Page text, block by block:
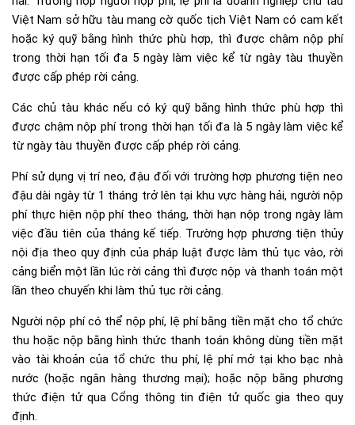
Việt Nam sở hữu tàu mang cờ quốc tịch Việt Nam có cam kết
hoặc ký quỹ bằng hình thức phù hợp, thì được chậm nộp phí
trong thời hạn tối đa 5 ngày làm việc kể từ ngày tàu thuyền
được cấp phép rời cảng.
Các chủ tàu khác nếu có ký quỹ bằng hình thức phù hợp thì
được chậm nộp phí trong thời hạn tối đa là 5 ngày làm việc kể
từ ngày tàu thuyền được cấp phép rời cảng.
Phí sử dụng vị trí neo, đậu đối với trường hợp phương tiện neo
đậu dài ngày từ 1 tháng trở lên tại khu vực hàng hải, người nộp
phí thực hiện nộp phí theo tháng, thời hạn nộp trong ngày làm
việc đầu tiên của tháng kế tiếp. Trường hợp phương tiện thủy
nội địa theo quy định của pháp luật được làm thủ tục vào, rời
cảng biển một lần lúc rời cảng thì được nộp và thanh toán một
lần theo chuyến khi làm thủ tục rời cảng.
Người nộp phí có thể nộp phí, lệ phí bằng tiền mặt cho tổ chức
thu hoặc nộp bằng hình thức thanh toán không dùng tiền mặt
vào tài khoản của tổ chức thu phí, lệ phí mở tại kho bạc nhà
nước (hoặc ngân hàng thương mại); hoặc nộp bằng phương
thức điện tử qua Cổng thông tin điện tử quốc gia theo quy
định.